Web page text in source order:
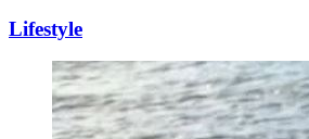
Lifestyle